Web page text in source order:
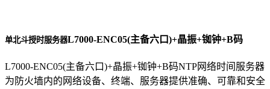
单北斗授时服务器L7000-ENC05(主备六口)+晶振+铷钟+B码
L7000-ENC05(主备六口)+晶振+铷钟+B码NTP网络时间服务器
为防火墙内的网络设备、终端、服务器提供准确、可靠和安全